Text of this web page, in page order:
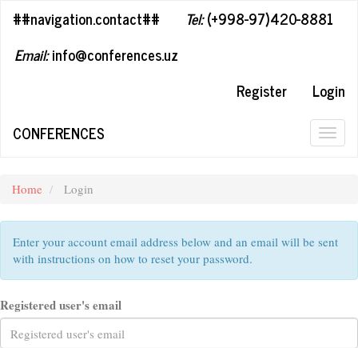
##plugins.themes.bootstrap3.accessible_menu.sidebar##
##navigation.contact## Tel:(+998-97)420-8881
Email:info@conferences.uz
Register
Login
CONFERENCES
Home Login
Enter your account email address below and an email will be sent
with instructions on how to reset your password.
Registered user's email